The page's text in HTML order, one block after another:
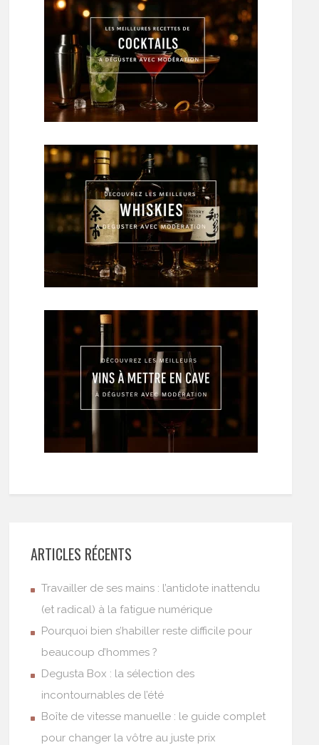
ARTICLES RÉCENTS
Travailler de ses mains : l’antidote inattendu
(et radical) à la fatigue numérique
Pourquoi bien s’habiller reste difficile pour
beaucoup d’hommes ?
Degusta Box : la sélection des
incontournables de l’été
Boîte de vitesse manuelle : le guide complet
pour changer la vôtre au juste prix